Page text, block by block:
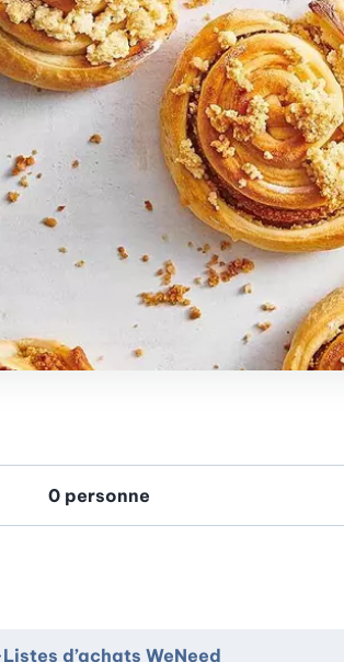
Listes d’achats WeNeed